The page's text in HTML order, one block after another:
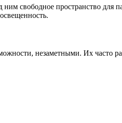
свободное пространство
незаметными. Их часто